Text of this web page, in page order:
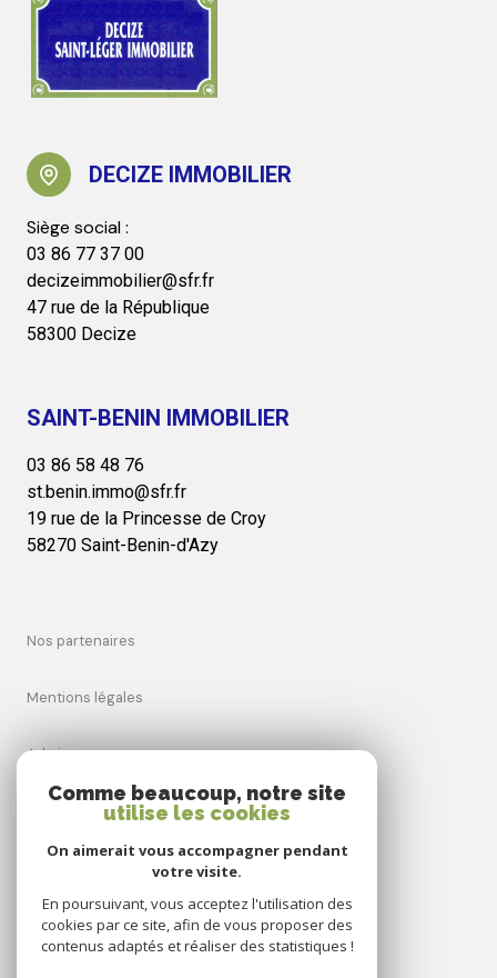
DECIZE IMMOBILIER
03 86 77 37 00
decizeimmobilier@sfr.fr
47 rue de la République
58300 Decize
SAINT-BENIN IMMOBILIER
03 86 58 48 76
st.benin.immo@sfr.fr
19 rue de la Princesse de Croy
58270 Saint-Benin-d'Azy
nos partenaires
mentions légales
admin
nos honoraires
cookies
Comme beaucoup, notre site
utilise les cookies
On aimerait vous accompagner pendant
votre visite.
En poursuivant, vous acceptez l'utilisation des
cookies par ce site, afin de vous proposer des
contenus adaptés et réaliser des statistiques !